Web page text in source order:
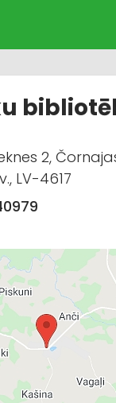
2,
LV-4617